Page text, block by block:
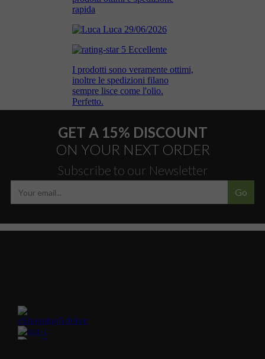
GET A 15% DISCOUNT
ON YOUR NEXT ORDER
Subscribe to our Newsletter
Go